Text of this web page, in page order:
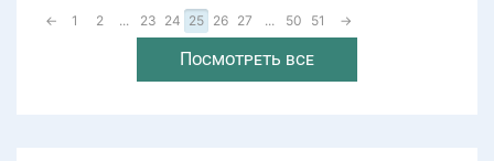
← 1 2 ... 23 24 25 26 27 ... 50 51 →
Посмотреть все